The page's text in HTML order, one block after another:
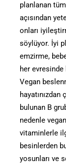
planlanan
açısından
onları
söylüyor. İyi
emzirme,
her
Vegan
bulunan B
nedenle
vitaminlerle
besinlerden
yosunları ve